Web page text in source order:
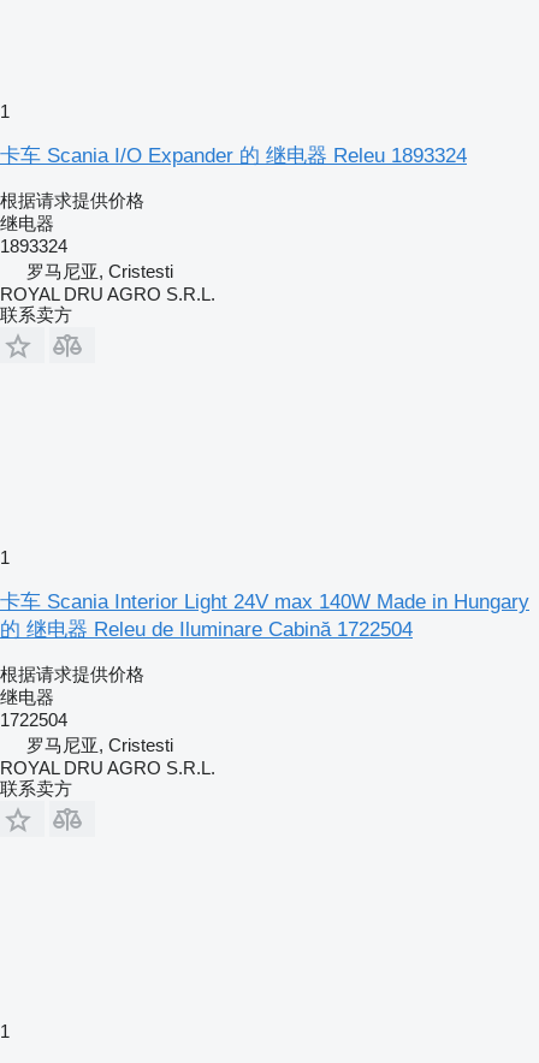
1
卡车 Scania I/O Expander 的 继电器 Releu 1893324
根据请求提供价格
继电器
1893324
罗马尼亚, Cristesti
ROYAL DRU AGRO S.R.L.
联系卖方
1
卡车 Scania Interior Light 24V max 140W Made in Hungary
的 继电器 Releu de Iluminare Cabină 1722504
根据请求提供价格
继电器
1722504
罗马尼亚, Cristesti
ROYAL DRU AGRO S.R.L.
联系卖方
1